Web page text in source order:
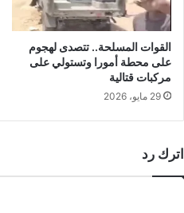
القوات المسلحة.. تتصدى لهجوم
على محطة أمورا وتستولي على
مركبات قتالية
29 مايو، 2026
اترك رد